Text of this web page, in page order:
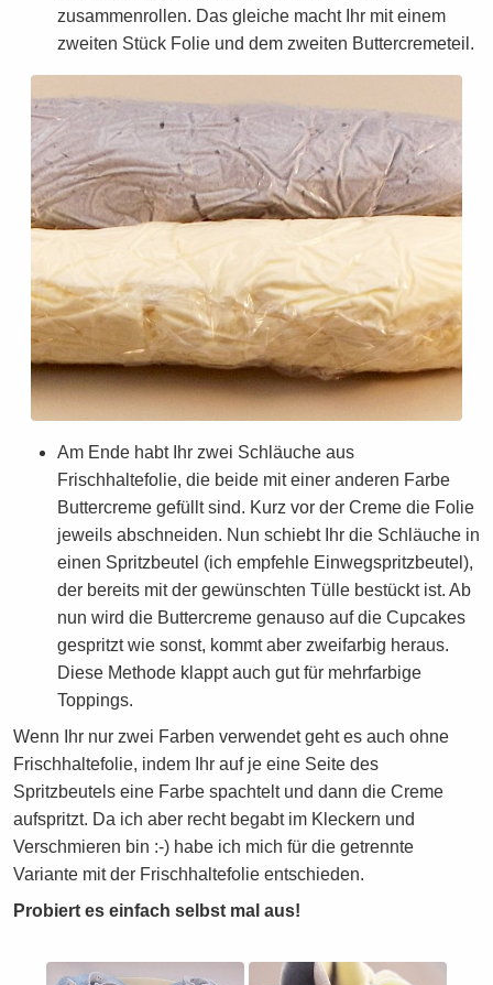
zusammenrollen. Das gleiche macht Ihr mit einem
zweiten Stück Folie und dem zweiten Buttercremeteil.
Am Ende habt Ihr zwei Schläuche aus
Frischhaltefolie, die beide mit einer anderen Farbe
Buttercreme gefüllt sind. Kurz vor der Creme die Folie
jeweils abschneiden. Nun schiebt Ihr die Schläuche in
einen Spritzbeutel (ich empfehle Einwegspritzbeutel),
der bereits mit der gewünschten Tülle bestückt ist. Ab
nun wird die Buttercreme genauso auf die Cupcakes
gespritzt wie sonst, kommt aber zweifarbig heraus.
Diese Methode klappt auch gut für mehrfarbige
Toppings.
Wenn Ihr nur zwei Farben verwendet geht es auch ohne
Frischhaltefolie, indem Ihr auf je eine Seite des
Spritzbeutels eine Farbe spachtelt und dann die Creme
aufspritzt. Da ich aber recht begabt im Kleckern und
Verschmieren bin :-) habe ich mich für die getrennte
Variante mit der Frischhaltefolie entschieden.
Probiert es einfach selbst mal aus!